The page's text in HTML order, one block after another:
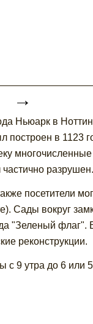
→
Ньюарк в
в 1123
многочисленные
разрушен.
посетители
Сады вокруг
"Зеленый флаг".
реконструкции.
с 9 утра до 6 или